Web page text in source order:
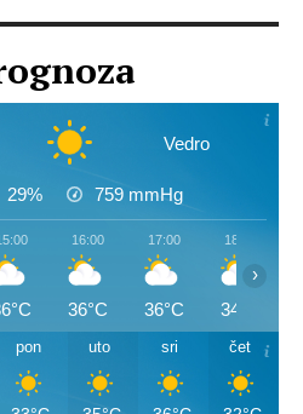
Vedro
29% 759 mmHg
16:00
36°C
17:00
36°C
18:00
34°C
›
pon uto sri čet